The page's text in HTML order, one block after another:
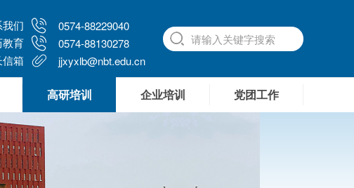
们
0574-88229040
教育
0574-88130278
箱
jjxyxlb@nbt.edu.cn
高研培训 企业培训 党团工作